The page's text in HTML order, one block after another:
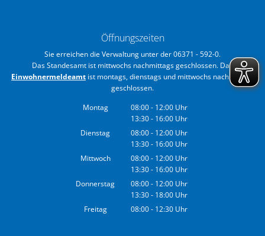
Öffnungszeiten
Sie erreichen die Verwaltung unter der 06371 - 592-0.
Das Standesamt ist mittwochs nachmittags geschlossen. Das
Einwohnermeldeamt ist montags, dienstags und mittwochs nachmittags
geschlossen.
Montag
08:00- 12:00 Uhr
Von 08:00 bis 12:00 Uhr
13:30- 16:00 Uhr
Von 13:30 bis 16:00 Uhr
Dienstag 08:00- 12:00 Uhr
Von 08:00 bis 12:00 Uhr
13:30- 16:00 Uhr
Von 13:30 bis 16:00 Uhr
Mittwoch 08:00- 12:00 Uhr
Von 08:00 bis 12:00 Uhr
13:30- 16:00 Uhr
Von 13:30 bis 16:00 Uhr
Donnerstag 08:00- 12:00 Uhr
Von 08:00 bis 12:00 Uhr
13:30- 18:00 Uhr
Von 13:30 bis 18:00 Uhr
Freitag 08:00- 12:30 Uhr